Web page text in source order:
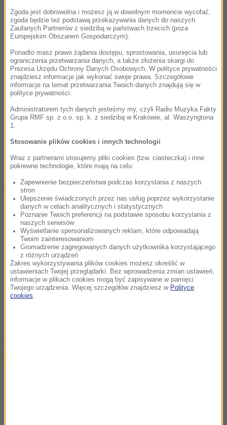
Dalsza część artykułu pod materiałem video:
ZOBACZ RÓWNIEŻ:
Lidl wycofuje herbatę ziołową. Może zawierać
toksyny
GIS wycofuje partię ziołowej herbaty z Lidla
Źródło: RMF24
Tagi:Główny Inspektorat Sanitarny
Zgoda jest dobrowolna i możesz ją w dowolnym momencie wycofać,
zgoda będzie też podstawą przekazywania danych do naszych
Zaufanych Partnerów z siedzibą w państwach trzecich (poza
Europejskim Obszarem Gospodarczym).
Ponadto masz prawo żądania dostępu, sprostowania, usunięcia lub
ograniczenia przetwarzania danych, a także złożenia skargi do
Prezesa Urzędu Ochrony Danych Osobowych. W polityce prywatności
znajdziesz informacje jak wykonać swoje prawa. Szczegółowe
informacje na temat przetwarzania Twoich danych znajdują się w
polityce prywatności.
Administratorem tych danych jesteśmy my, czyli Radio Muzyka Fakty
Grupa RMF sp. z o.o. sp. k. z siedzibą w Krakowie, al. Waszyngtona
1.
Stosowanie plików cookies i innych technologii
Wraz z partnerami stosujemy pliki cookies (tzw. ciasteczka) i inne
pokrewne technologie, które mają na celu:
Zapewnienie bezpieczeństwa podczas korzystania z naszych
stron
Ulepszenie świadczonych przez nas usług poprzez wykorzystanie
danych w celach analitycznych i statystycznych
Poznanie Twoich preferencji na podstawie sposobu korzystania z
naszych serwisów
Wyświetlanie spersonalizowanych reklam, które odpowiadają
Twoim zainteresowaniom
Gromadzenie zagregowanych danych użytkownika korzystającego
z różnych urządzeń
Zakres wykorzystywania plików cookies możesz określić w
ustawieniach Twojej przeglądarki. Bez wprowadzenia zmian ustawień,
informacje w plikach cookies mogą być zapisywane w pamięci
Twojego urządzenia. Więcej szczegółów znajdziesz w Polityce
cookies